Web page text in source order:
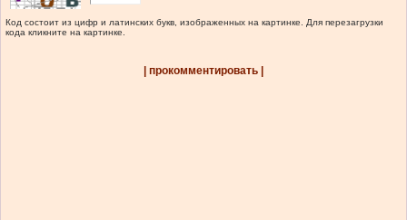
Код состоит из цифр и латинских букв, изображенных на картинке. Для перезагрузки
кода кликните на картинке.
| прокомментировать |